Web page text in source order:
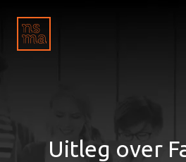
Uitleg over